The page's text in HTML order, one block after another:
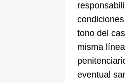
tono del
misma
eventual